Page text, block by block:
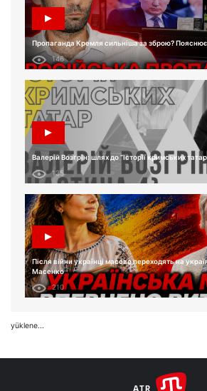
Пропаганда Кремля сильніша за зброю?
146
Валерій Возгрін: шлях до “Історії кримських
135
Після війни українці масово переходять на
Масенко
210
yüklene...